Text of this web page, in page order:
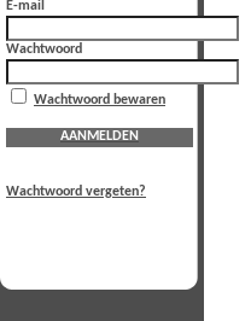
E-mail
Wachtwoord
Wachtwoord bewaren
AANMELDEN
Wachtwoord vergeten?